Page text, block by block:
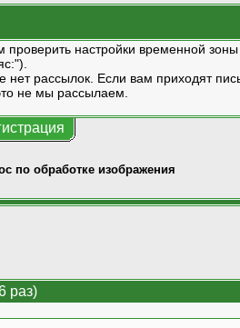
проверить настройки временной
нет рассылок. Если вам приходят
не мы рассылаем.
по обработке изображения
раз)